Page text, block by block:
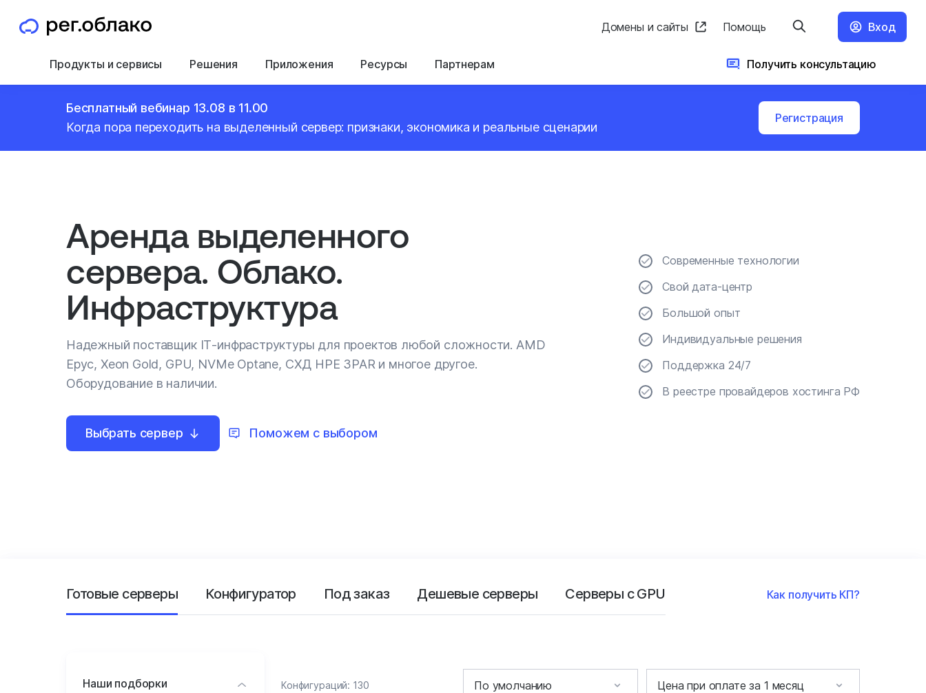
Домены и сайты Помощь Вход
Продукты и сервисы Решения Приложения Ресурсы Партнерам Получить консультацию
Бесплатный вебинар 13.08 в 11.00
Когда пора переходить на выделенный сервер: признаки, экономика и реальные сценарии
Регистрация
Аренда выделенного
сервера. Облако.
Инфраструктура
Надежный поставщик IT‑инфраструктуры для проектов любой сложности. AMD
Epyc, Xeon Gold, GPU, NVMe Optane, СХД HPE 3PAR и многое другое.
Оборудование в наличии.
Выбрать сервер Поможем с выбором
Современные технологии
Свой дата-центр
Большой опыт
Индивидуальные решения
Поддержка 24/7
В реестре провайдеров хостинга РФ
Готовые серверы Конфигуратор Под заказ Дешевые серверы Серверы с GPU Как получить КП?
Наши подборки
Конфигураций: 130